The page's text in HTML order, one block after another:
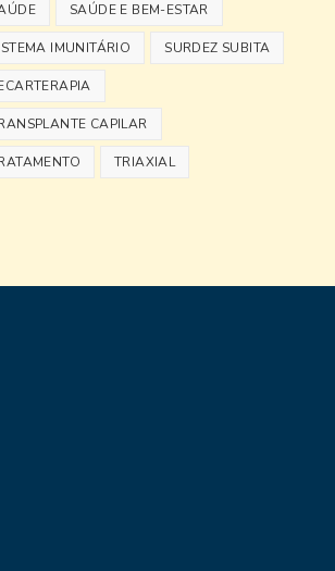
SAÚDE E BEM-ESTAR
IMUNITÁRIO SURDEZ SUBITA
CAPILAR
TRIAXIAL